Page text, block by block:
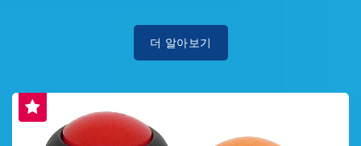
더 알아보기